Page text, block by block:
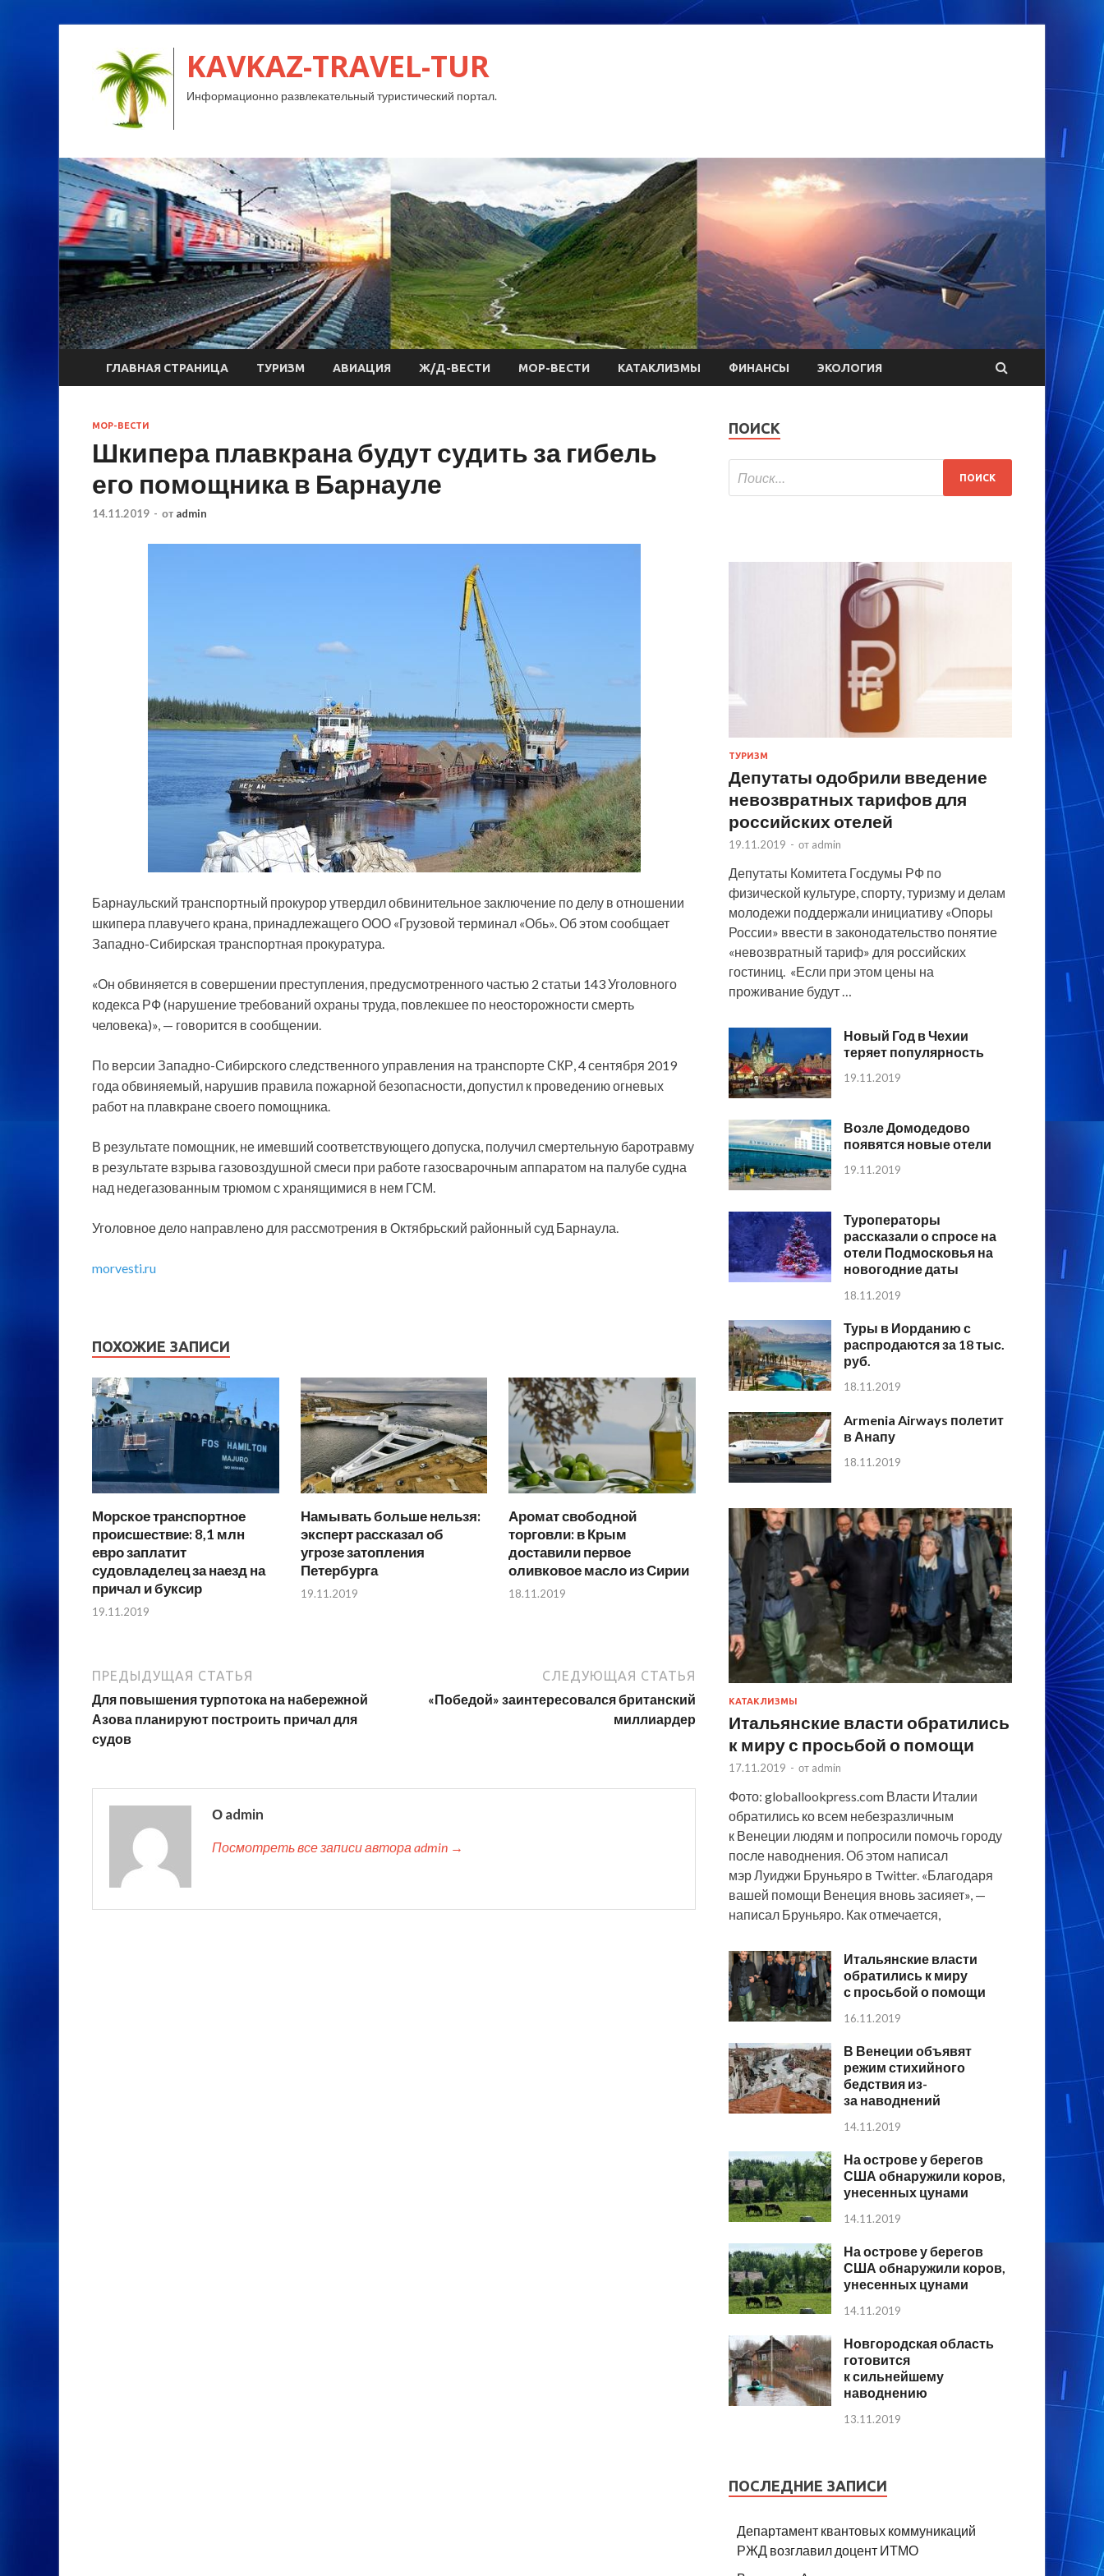
KAVKAZ-TRAVEL-TUR
Информационно развлекательный туристический портал.
ГЛАВНАЯ СТРАНИЦА ТУРИЗМ АВИАЦИЯ Ж/Д-ВЕСТИ МОР-ВЕСТИ КАТАКЛИЗМЫ ФИНАНСЫ ЭКОЛОГИЯ
МОР-ВЕСТИ
Шкипера плавкрана будут судить за гибель
его помощника в Барнауле
14.11.2019 - от admin
Барнаульский транспортный прокурор утвердил обвинительное заключение по делу в отношении
шкипера плавучего крана, принадлежащего ООО «Грузовой терминал «Обь». Об этом сообщает
Западно-Сибирская транспортная прокуратура.
«Он обвиняется в совершении преступления, предусмотренного частью 2 статьи 143 Уголовного
кодекса РФ (нарушение требований охраны труда, повлекшее по неосторожности смерть
человека)», — говорится в сообщении.
По версии Западно-Сибирского следственного управления на транспорте СКР, 4 сентября 2019
года обвиняемый, нарушив правила пожарной безопасности, допустил к проведению огневых
работ на плавкране своего помощника.
В результате помощник, не имевший соответствующего допуска, получил смертельную баротравму
в результате взрыва газовоздушной смеси при работе газосварочным аппаратом на палубе судна
над недегазованным трюмом с хранящимися в нем ГСМ.
Уголовное дело направлено для рассмотрения в Октябрьский районный суд Барнаула.
morvesti.ru
ПОХОЖИЕ ЗАПИСИ
Морское транспортное
происшествие: 8,1 млн
евро заплатит
судовладелец за наезд на
причал и буксир
19.11.2019
Намывать больше нельзя:
эксперт рассказал об
угрозе затопления
Петербурга
19.11.2019
Аромат свободной
торговли: в Крым
доставили первое
оливковое масло из Сирии
18.11.2019
ПРЕДЫДУЩАЯ СТАТЬЯ
Для повышения турпотока на набережной
Азова планируют построить причал для
судов
СЛЕДУЮЩАЯ СТАТЬЯ
«Победой» заинтересовался британский
миллиардер
О admin
Посмотреть все записи автора admin →
ПОИСК
ТУРИЗМ
Депутаты одобрили введение
невозвратных тарифов для
российских отелей
19.11.2019 - от admin
Депутаты Комитета Госдумы РФ по
физической культуре, спорту, туризму и делам
молодежи поддержали инициативу «Опоры
России» ввести в законодательство понятие
«невозвратный тариф» для российских
гостиниц. «Если при этом цены на
проживание будут …
Новый Год в Чехии
теряет популярность
19.11.2019
Возле Домодедово
появятся новые отели
19.11.2019
Туроператоры
рассказали о спросе на
отели Подмосковья на
новогодние даты
18.11.2019
Туры в Иорданию с
распродаются за 18 тыс.
руб.
18.11.2019
Armenia Airways полетит
в Анапу
18.11.2019
КАТАКЛИЗМЫ
Итальянские власти обратились
к миру с просьбой о помощи
17.11.2019 - от admin
Фото: globallookpress.com Власти Италии
обратились ко всем небезразличным
к Венеции людям и попросили помочь городу
после наводнения. Об этом написал
мэр Луиджи Бруньяро в Twitter. «Благодаря
вашей помощи Венеция вновь засияет», —
написал Бруньяро. Как отмечается,
Итальянские власти
обратились к миру
с просьбой о помощи
16.11.2019
В Венеции объявят
режим стихийного
бедствия из-
за наводнений
14.11.2019
На острове у берегов
США обнаружили коров,
унесенных цунами
14.11.2019
На острове у берегов
США обнаружили коров,
унесенных цунами
14.11.2019
Новгородская область
готовится
к сильнейшему
наводнению
13.11.2019
ПОСЛЕДНИЕ ЗАПИСИ
Департамент квантовых коммуникаций
РЖД возглавил доцент ИТМО